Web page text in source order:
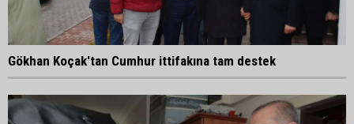
Gökhan Koçak'tan Cumhur ittifakına tam destek